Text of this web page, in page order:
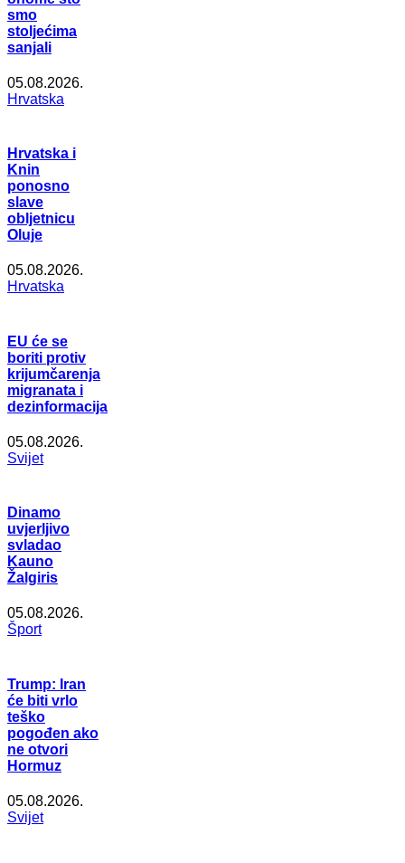
smo
stoljećima
sanjali
05.08.2026.
Hrvatska
Hrvatska i
Knin
ponosno
slave
obljetnicu
Oluje
05.08.2026.
Hrvatska
EU će se
boriti protiv
krijumčarenja
migranata i
dezinformacija
05.08.2026.
Svijet
Dinamo
uvjerljivo
svladao
Kauno
Žalgiris
05.08.2026.
Šport
Trump: Iran
će biti vrlo
teško
pogođen ako
ne otvori
Hormuz
05.08.2026.
Svijet